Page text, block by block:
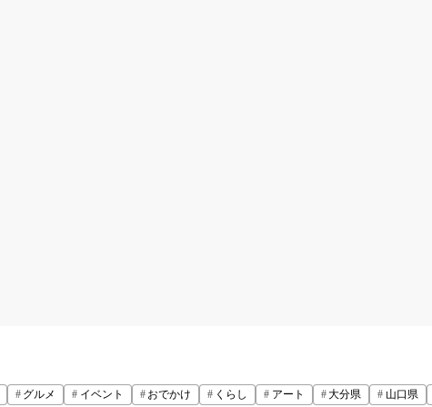
グルメ イベント おでかけ くらし アート 大分県 山口県